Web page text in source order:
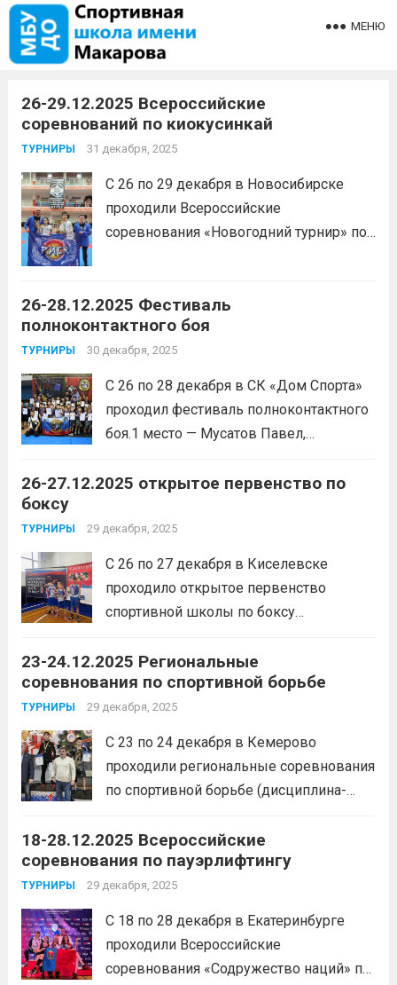
МЕНЮ
26-29.12.2025 Всероссийские
соревнований по киокусинкай
ТУРНИРЫ 31 декабря, 2025
С 26 по 29 декабря в Новосибирске
проходили Всероссийские
соревнования «Новогодний турнир» по
АнастасияПодготовил спортсменов
тренер-преподаватель Шайдеров
Сергей Юрьевич
26-28.12.2025 Фестиваль
полноконтактного боя
ТУРНИРЫ 30 декабря, 2025
С 26 по 28 декабря в СК «Дом Спорта»
проходил фестиваль полноконтактного
боя.1 место — Мусатов Павел,
Бочковский Захар, Белов Александр,
Тележкин Максим, Федотенко Василий,
Брезгин Дмитрий, Шамин Кирилл,
26-27.12.2025 открытое первенство по
боксу
ТУРНИРЫ 29 декабря, 2025
С 26 по 27 декабря в Киселевске
проходило открытое первенство
спортивной школы по боксу
Артем2 место — Воротынцев Данил,
Уфимцев НикитаЧитать дальше
23-24.12.2025 Региональные
соревнования по спортивной борьбе
ТУРНИРЫ 29 декабря, 2025
С 23 по 24 декабря в Кемерово
проходили региональные соревнования
по спортивной борьбе (дисциплина-
девушек до 15 лет «XXV турнир на
призы Деда Мороза».1 место —
Михляев Марсель, Гавриленко Семен,
Михеев Марсель, Аброськин Артур2
18-28.12.2025 Всероссийские
соревнования по пауэрлифтингу
ТУРНИРЫ 29 декабря, 2025
С 18 по 28 декабря в Екатеринбурге
проходили Всероссийские
соревнования «Содружество наций» по